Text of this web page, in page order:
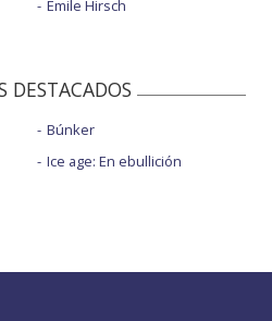
Emile Hirsch
DESTACADOS
Búnker
Ice age: En ebullición